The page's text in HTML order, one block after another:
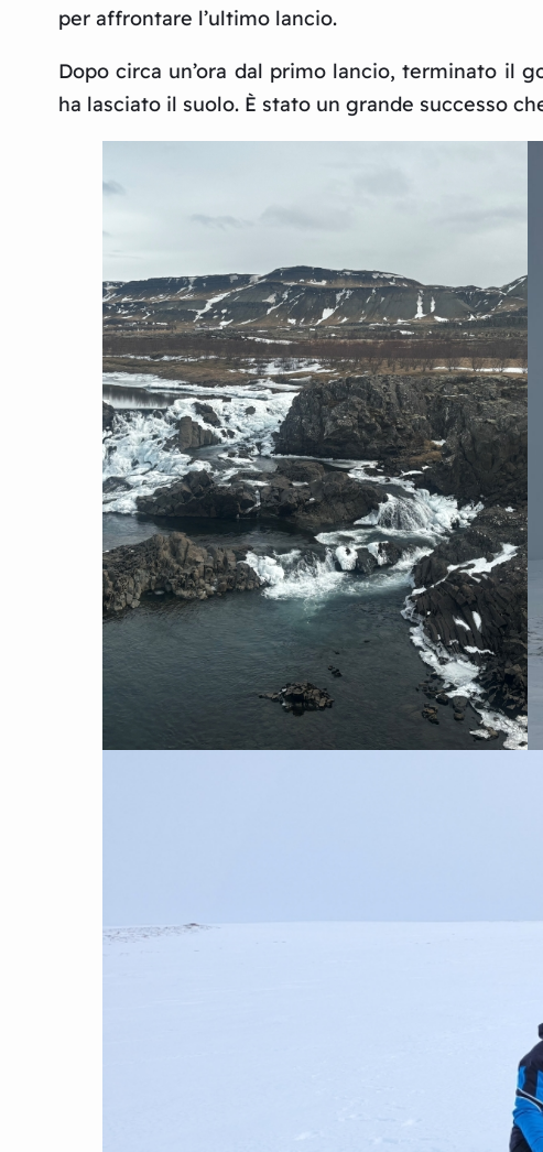
per affrontare l’ultimo lancio.
Dopo circa un’ora dal primo lancio, terminato il
ha lasciato il suolo. È stato un grande successo